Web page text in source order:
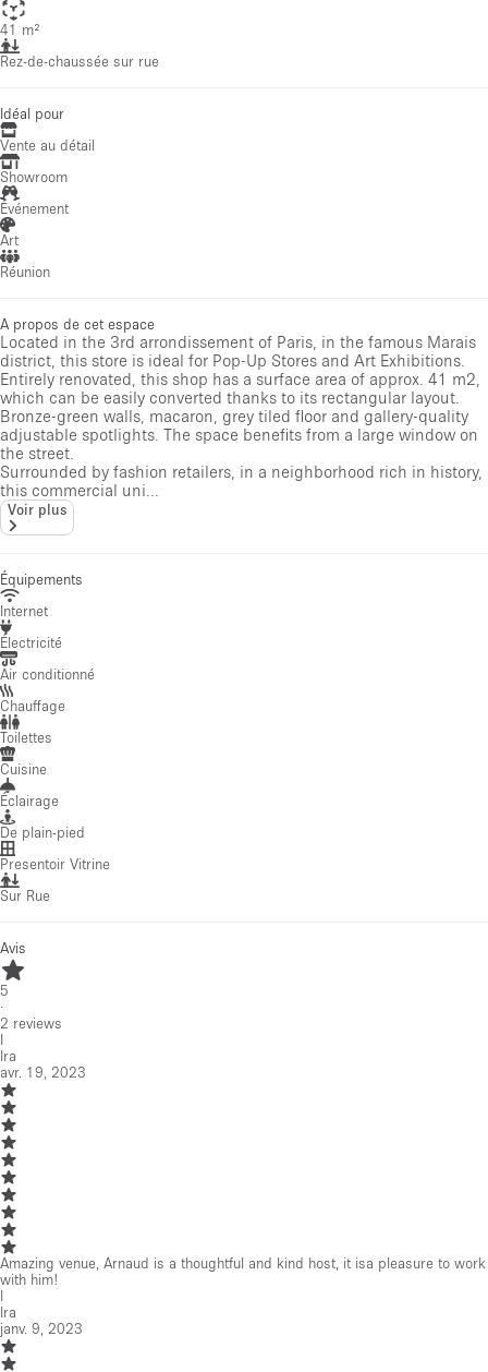
41 m²
Rez-de-chaussée sur rue
Idéal pour
Vente au détail
Showroom
Événement
Art
Réunion
A propos de cet espace
Located in the 3rd arrondissement of Paris, in the famous Marais
district, this store is ideal for Pop-Up Stores and Art Exhibitions.
Entirely renovated, this shop has a surface area of approx. 41 m2,
which can be easily converted thanks to its rectangular layout.
Bronze-green walls, macaron, grey tiled floor and gallery-quality
adjustable spotlights. The space benefits from a large window on
the street.
Surrounded by fashion retailers, in a neighborhood rich in history,
this commercial uni...
Voir plus
Équipements
Internet
Électricité
Air conditionné
Chauffage
Toilettes
Cuisine
Éclairage
De plain-pied
Presentoir Vitrine
Sur Rue
Avis
5
·
2 reviews
I
Ira
avr. 19, 2023
Amazing venue, Arnaud is a thoughtful and kind host, it isa pleasure to work
with him!
I
Ira
janv. 9, 2023